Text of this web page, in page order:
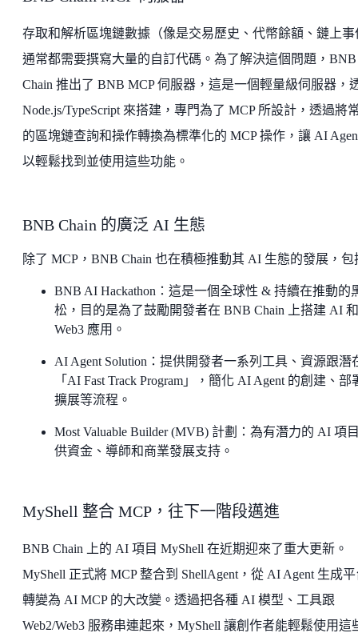
存取和解析區塊鏈數據（像是交易歷史、代幣餘額、鏈上事
通常都需要撰寫大量的自訂代碼。為了解決這個問題，BNB
Chain 推出了 BNB MCP 伺服器，這是一個輕量級伺服器，
Node.js/TypeScript 來搭建，專門為了 MCP 所設計，透過將
的區塊鏈查詢和操作轉換為標準化的 MCP 操作，讓 AI
以輕鬆找到並使用這些功能。
BNB Chain 的廣泛 AI 生態
除了 MCP，BNB Chain 也在積極推動其 AI 生態的發展，包
BNB AI Hackathon：這是一個全球性 & 持續在推動的
松，目的是為了鼓勵開發者在 BNB Chain 上搭建 AI 和
Web3 應用。
AI Agent Solution：提供開發者一系列工具、資源跟潛
「AI Fast Track Program」，簡化 AI Agent 的創建、部
擴展等流程。
Most Valuable Builder (MVB) 計劃：為有潛力的 AI 項
供資金、導師和商業發展支持。
MyShell 整合 MCP，往下一階段邁進
BNB Chain 上的 AI 項目 MyShell 在近期迎來了重大更新。
MyShell 正式將 MCP 整合到 ShellAgent，從 AI Agent 生成
轉變為 AI MCP 的大改變。透過把各種 AI 模型、工具跟
Web2/Web3 服務串連起來，MyShell 讓創作者能輕鬆使用這